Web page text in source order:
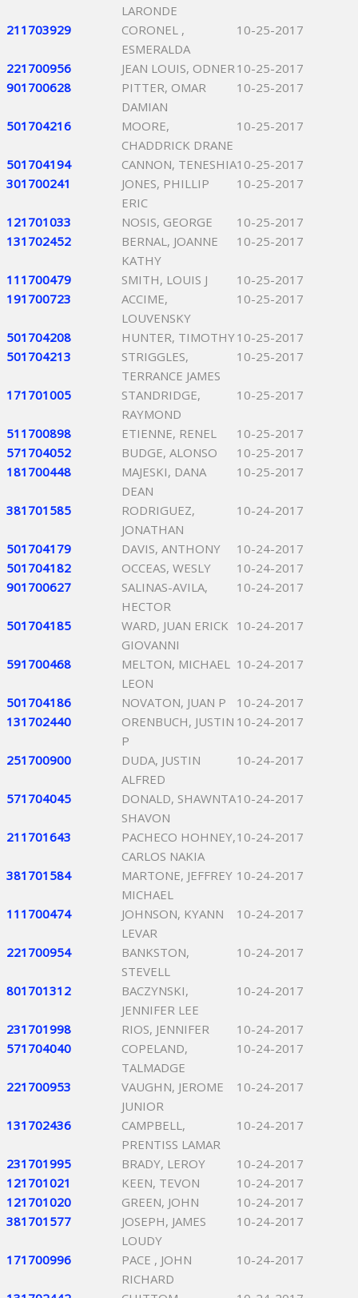
LARONDE
211703929
CORONEL ,
ESMERALDA
10-25-2017
221700956 JEAN LOUIS, ODNER10-25-2017
901700628
PITTER, OMAR
DAMIAN
10-25-2017
501704216
MOORE,
CHADDRICK DRANE
10-25-2017
501704194 CANNON, TENESHIA10-25-2017
301700241
JONES, PHILLIP
ERIC
10-25-2017
121701033 NOSIS, GEORGE
10-25-2017
131702452
BERNAL, JOANNE
KATHY
10-25-2017
111700479 SMITH, LOUIS J
10-25-2017
191700723
ACCIME,
LOUVENSKY
10-25-2017
501704208 HUNTER, TIMOTHY10-25-2017
501704213
STRIGGLES,
TERRANCE JAMES
10-25-2017
171701005
STANDRIDGE,
RAYMOND
10-25-2017
511700898 ETIENNE, RENEL
10-25-2017
571704052
BUDGE, ALONSO
10-25-2017
181700448
MAJESKI, DANA
DEAN
10-25-2017
381701585
RODRIGUEZ,
JONATHAN
10-24-2017
501704179 DAVIS, ANTHONY
10-24-2017
501704182
OCCEAS, WESLY
10-24-2017
901700627
SALINAS-AVILA,
HECTOR
10-24-2017
501704185
WARD, JUAN ERICK
GIOVANNI
10-24-2017
591700468
MELTON, MICHAEL
LEON
10-24-2017
501704186 NOVATON, JUAN P
10-24-2017
131702440
ORENBUCH, JUSTIN
P
10-24-2017
251700900
DUDA, JUSTIN
ALFRED
10-24-2017
571704045
DONALD, SHAWNTA
SHAVON
10-24-2017
211701643
PACHECO HOHNEY,
CARLOS NAKIA
10-24-2017
381701584
MARTONE, JEFFREY
MICHAEL
10-24-2017
111700474
JOHNSON, KYANN
LEVAR
10-24-2017
221700954
BANKSTON,
STEVELL
10-24-2017
801701312
BACZYNSKI,
JENNIFER LEE
10-24-2017
231701998 RIOS, JENNIFER
10-24-2017
571704040
COPELAND,
TALMADGE
10-24-2017
221700953
VAUGHN, JEROME
JUNIOR
10-24-2017
131702436
CAMPBELL,
PRENTISS LAMAR
10-24-2017
231701995 BRADY, LEROY
10-24-2017
121701021
KEEN, TEVON
10-24-2017
121701020
GREEN, JOHN
10-24-2017
381701577
JOSEPH, JAMES
LOUDY
10-24-2017
171700996
PACE , JOHN
RICHARD
10-24-2017